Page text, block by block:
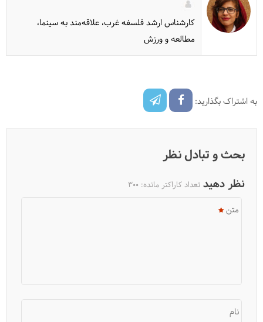
کارشناس ارشد فلسفه غرب، علاقه‌مند به سینما،
مطالعه و ورزش
به اشتراک بگذارید:
بحث و تبادل نظر
نظر دهید تعداد کاراکتر مانده: 300
متن
نام